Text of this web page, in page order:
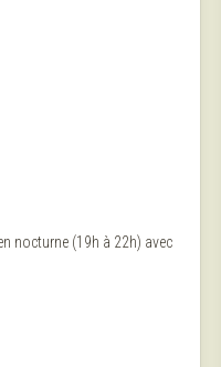
nocturne (19h à 22h) avec